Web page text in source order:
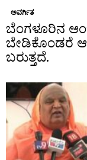
ಅವರ್ಗಿತ
ಬೆಂಗಳೂರಿನ
ಬೇಡಿಕೊಂಡರೆ
ಬರುತ್ತದೆ.